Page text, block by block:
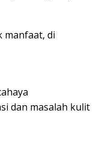
manfaat, di
dan masalah kulit